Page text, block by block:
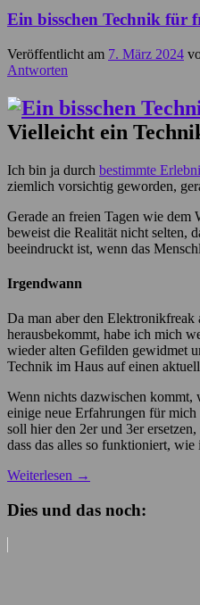
Ein bisschen Technik für
Veröffentlicht am 7. März 2024
Antworten
Vielleicht ein
Ich bin ja durch bestimmte
ziemlich vorsichtig geworden,
Gerade an freien Tagen wie dem
beweist die Realität nicht selten,
beeindruckt ist, wenn das
Irgendwann
Da man aber den
herausbekommt, habe ich mich
wieder alten Gefilden gewidmet
Technik im Haus auf einen
Wenn nichts dazwischen kommt,
einige neue Erfahrungen für
soll hier den 2er und 3er
dass das alles so funktioniert, wie
Weiterlesen →
Dies und das noch: